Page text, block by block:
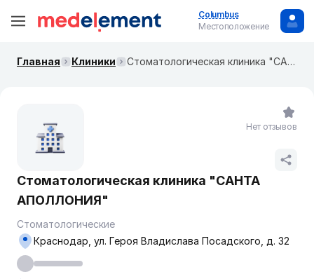
Columbus
Местоположение
Главная Клиники Cтоматологическая клиника "САНТА АПОЛЛОНИЯ"
Cтоматологическая клиника "САНТА
АПОЛЛОНИЯ"
Стоматологические
Краснодар, ул. Героя Владислава Посадского, д. 32
Нет отзывов